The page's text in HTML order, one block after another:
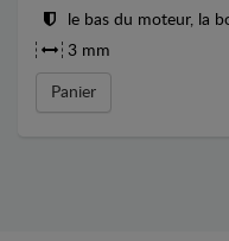
le bas du moteur, la
3 mm
Panier